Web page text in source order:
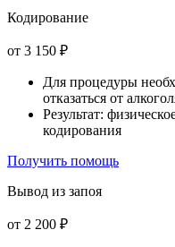
Кодирование
от 3 150 ₽
Для процедуры
отказаться от
Результат:
кодирования
Получить помощь
Вывод из запоя
от 2 200 ₽